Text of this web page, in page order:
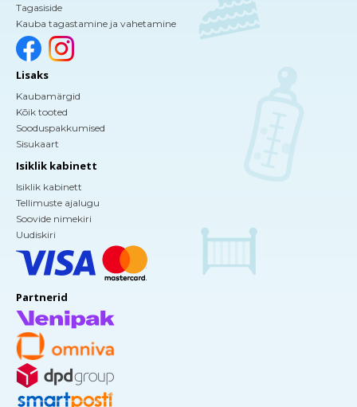
Tagasiside
Kauba tagastamine ja vahetamine
Lisaks
Kaubamärgid
Kõik tooted
Sooduspakkumised
Sisukaart
Isiklik kabinett
Isiklik kabinett
Tellimuste ajalugu
Soovide nimekiri
Uudiskiri
Partnerid